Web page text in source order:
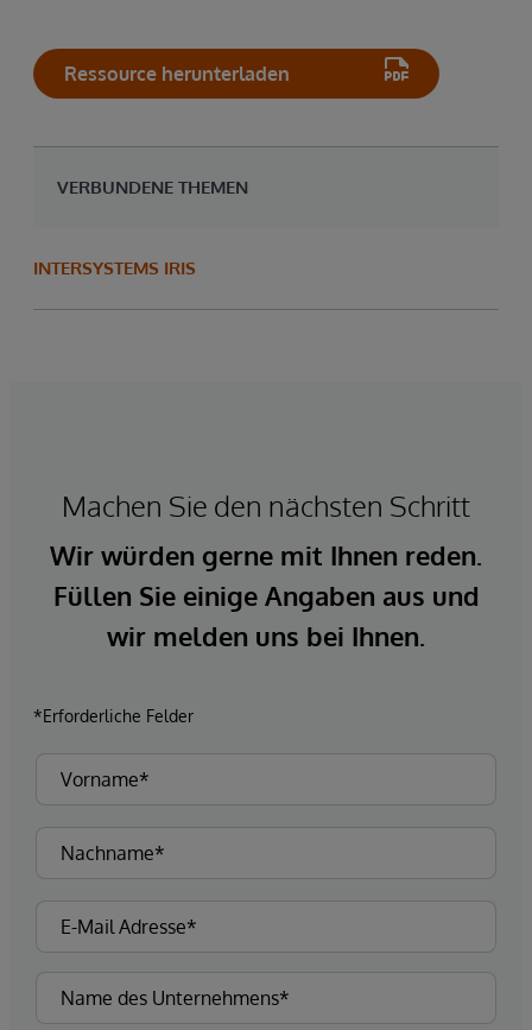
Ressource herunterladen
VERBUNDENE THEMEN
INTERSYSTEMS IRIS
Machen Sie den nächsten Schritt
Wir würden gerne mit Ihnen reden.
Füllen Sie einige Angaben aus und
wir melden uns bei Ihnen.
*Erforderliche Felder